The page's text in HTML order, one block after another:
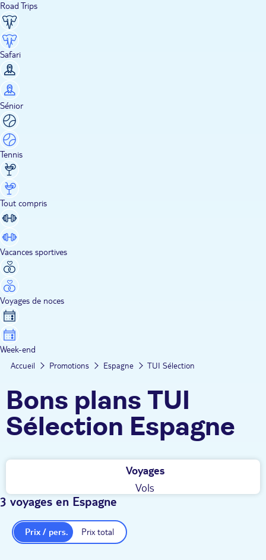
Road Trips
Safari
Sénior
Tennis
Tout compris
Vacances sportives
Voyages de noces
Week-end
Accueil Promotions Espagne TUI Sélection
Bons plans TUI
Sélection Espagne
Voyages
Vols
3 voyages en Espagne
Prix total
Prix / pers.